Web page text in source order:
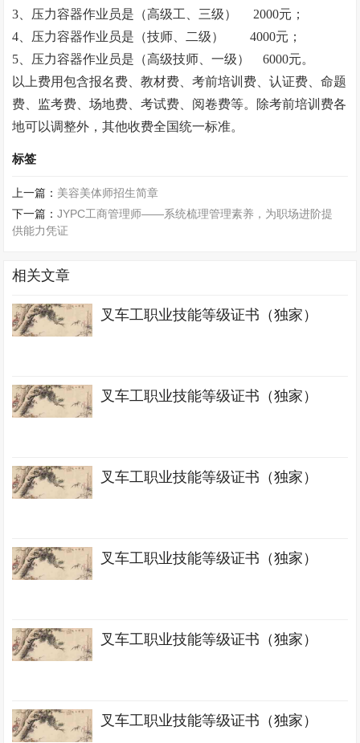
3、压力容器作业员是（高级工、三级）
2000元；
4、压力容器作业员是（技师、二级） 4000元；
5、压力容器作业员是（高级技师、一级） 6000元。
以上费用包含报名费、教材费、考前培训费、认证费、命题
费、监考费、场地费、考试费、阅卷费等。除考前培训费各
地可以调整外，其他收费全国统一标准。
标签
上一篇： 美容美体师招生简章
下一篇：JYPC工商管理师——系统梳理管理素养，为职场进阶提
供能力凭证
相关文章
叉车工职业技能等级证书（独家）
叉车工职业技能等级证书（独家）
叉车工职业技能等级证书（独家）
叉车工职业技能等级证书（独家）
叉车工职业技能等级证书（独家）
叉车工职业技能等级证书（独家）